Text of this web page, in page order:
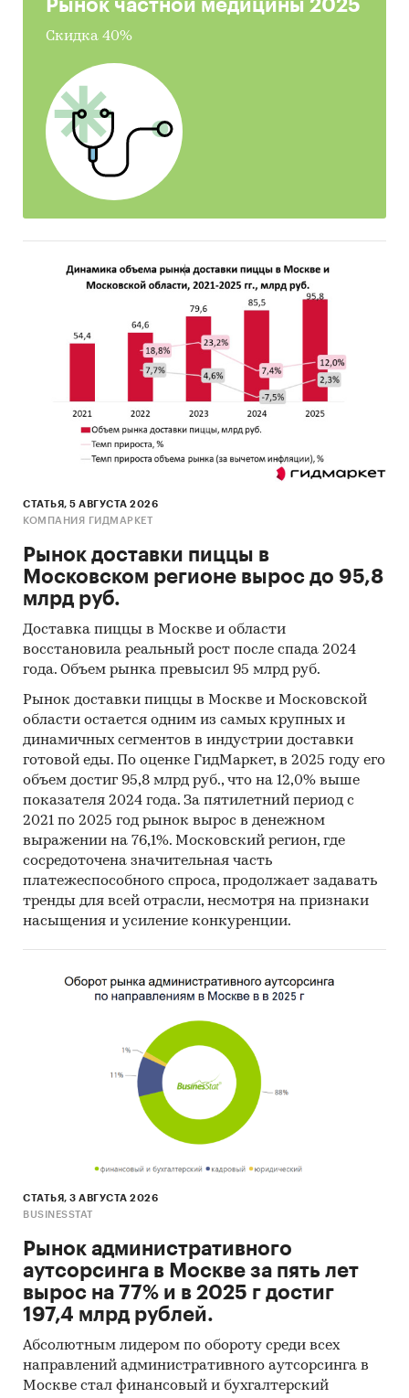
• Выводы о перспективности создания
предприятий в исследуемой области и
рекомендации действующим операторам
рынка
Источники информации
• Базы данных государственных органов
статистики
• Базы данных федеральной налоговой службы
• Открытые источники (сайты, порталы)
• Отчетность эмитентов
• Архивы СМИ
• Региональные и федеральные СМИ
• Инсайдерские источники
• Специализированные аналитические
порталы
Методы
• Кабинетное исследование. Поиск и анализ
информации из различных источников,
проведение расчетов. Статистика и аналитика
• Прогноз ГидМаркет. Современные
статистические методы прогнозирования с
поправкой на мнение экспертов.
недвижимость / ... / DIY / Водоснабжение
Россия / Центральный федеральный округ /
Москва
Россия / Центральный федеральный округ /
Московская область
Рынок частной медицины 2025
Скидка 40%
СТАТЬЯ, 5 АВГУСТА 2026
КОМПАНИЯ ГИДМАРКЕТ
Рынок доставки пиццы в
Московском регионе вырос до 95,8
млрд руб.
Доставка пиццы в Москве и области
восстановила реальный рост после спада 2024
года. Объем рынка превысил 95 млрд руб.
Рынок доставки пиццы в Москве и Московской
области остается одним из самых крупных и
динамичных сегментов в индустрии доставки
готовой еды. По оценке ГидМаркет, в 2025 году его
объем достиг 95,8 млрд руб., что на 12,0% выше
показателя 2024 года. За пятилетний период с
2021 по 2025 год рынок вырос в денежном
выражении на 76,1%. Московский регион, где
сосредоточена значительная часть
платежеспособного спроса, продолжает задавать
тренды для всей отрасли, несмотря на признаки
насыщения и усиление конкуренции.
СТАТЬЯ, 3 АВГУСТА 2026
BUSINESSTAT
Рынок административного
аутсорсинга в Москве за пять лет
вырос на 77% и в 2025 г достиг
197,4 млрд рублей.
Абсолютным лидером по обороту среди всех
направлений административного аутсорсинга в
Москве стал финансовый и бухгалтерский